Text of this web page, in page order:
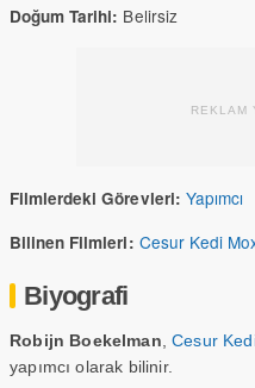
Doğum Tarihi: Belirsiz
REKLAM
Filmlerdeki Görevleri: Yapımcı
Bilinen Filmleri: Cesur Kedi
Biyografi
Robijn Boekelman ,Cesur
yapımcı olarak bilinir.